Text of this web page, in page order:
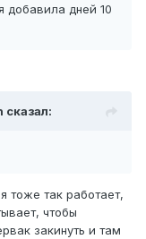
добавила дней 10
сказал:
тоже так работает,
чтобы
закинуть и там